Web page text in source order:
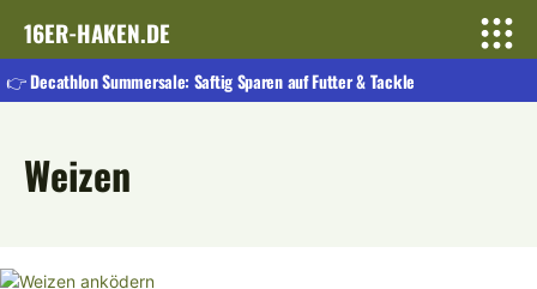
16ER-HAKEN.DE
👉 Decathlon Summersale: Saftig Sparen auf Futter & Tackle
Weizen